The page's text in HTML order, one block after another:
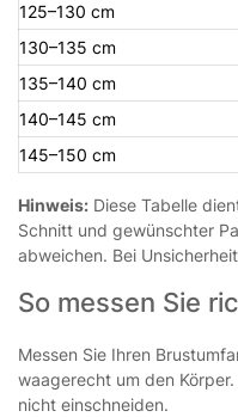
125–130 cm
130–135 cm
135–140 cm
140–145 cm
145–150 cm
Hinweis: Diese Tabelle
Schnitt und gewünschter
abweichen. Bei
So messen Sie
Messen Sie Ihren
waagerecht um den
nicht einschneiden.